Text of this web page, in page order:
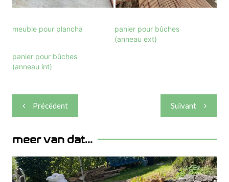
meuble pour plancha
panier pour bûches
(anneau ext)
panier pour bûches
(anneau int)
Navigation
de
l’article
Précédent Suivant
meer van dat...